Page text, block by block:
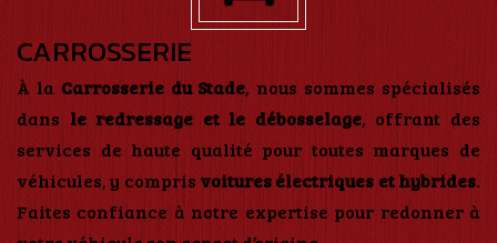
CARROSSERIE
À la Carrosserie du Stade, nous sommes spécialisés
dans le redressage et le débosselage, offrant des
services de haute qualité pour toutes marques de
véhicules, y compris voitures électriques et hybrides.
Faites confiance à notre expertise pour redonner à